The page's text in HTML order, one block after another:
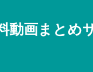
動画まとめ